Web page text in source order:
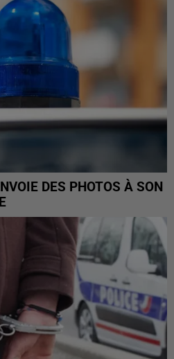
DES PHOTOS À SON